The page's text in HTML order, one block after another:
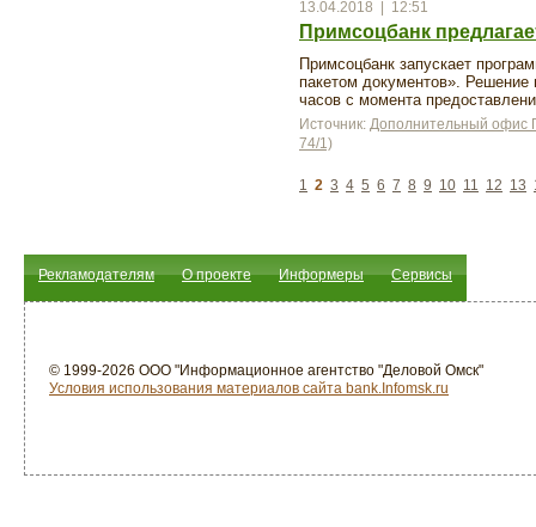
13.04.2018 | 12:51
Примсоцбанк
Примсоцбанк запускает
пакетом документов». Решение
часов с момента
Источник: Дополнительный офис
74/1)
1 2 3 4 5 6 7 8 9 10 11 12 13
Рекламодателям О проекте Информеры Сервисы
© 1999-2026 ООО "Информационное агентство "Деловой Омск"
Условия использования материалов сайта bank.Infomsk.ru